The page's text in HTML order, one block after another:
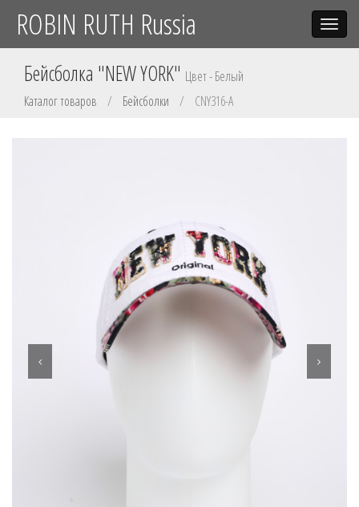
Toggle
ROBIN RUTH Russia
Бейсболка "NEW YORK" Цвет - Белый
Каталог товаров
/ Бейсболки / CNY316-A